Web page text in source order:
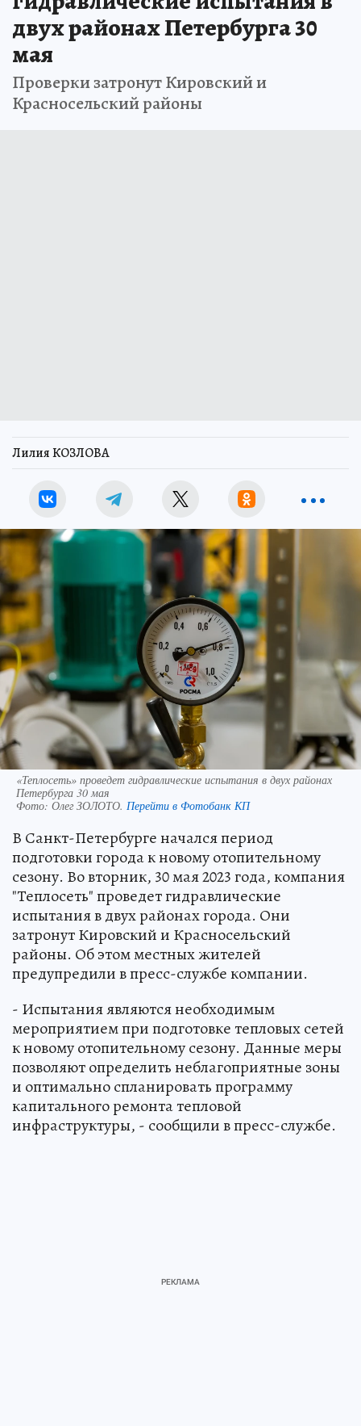
двух районах Петербурга 30
мая
Проверки затронут Кировский и
Красносельский районы
Лилия КОЗЛОВА
«Теплосеть» проведет гидравлические испытания в двух районах
Петербурга 30 мая
Фото: Олег ЗОЛОТО. Перейти в Фотобанк КП
В Санкт-Петербурге начался период
подготовки города к новому отопительному
сезону. Во вторник, 30 мая 2023 года, компания
"Теплосеть" проведет гидравлические
испытания в двух районах города. Они
затронут Кировский и Красносельский
районы. Об этом местных жителей
предупредили в пресс-службе компании.
- Испытания являются необходимым
мероприятием при подготовке тепловых сетей
к новому отопительному сезону. Данные меры
позволяют определить неблагоприятные зоны
и оптимально спланировать программу
капитального ремонта тепловой
инфраструктуры, - сообщили в пресс-службе.